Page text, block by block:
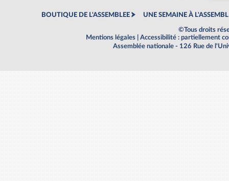
BOUTIQUE DE L'ASSEMBLEE UNE SEMAINE À
©Tous droits
Mentions légales
Accessibilité : partiellement
Assemblée nationale - 126 Rue de